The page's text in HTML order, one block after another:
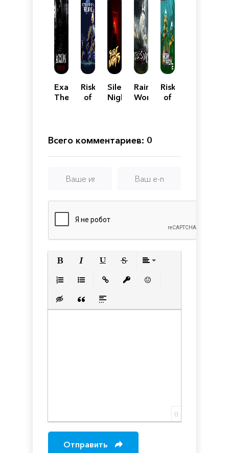
Exanimum:
The
Risk
of
Silent
Nights
Rain
World
Risk
of
Всего комментариев: 0
Вставка скрытого текста
Вставка цитаты
Вставка спойлера
0
Отправить